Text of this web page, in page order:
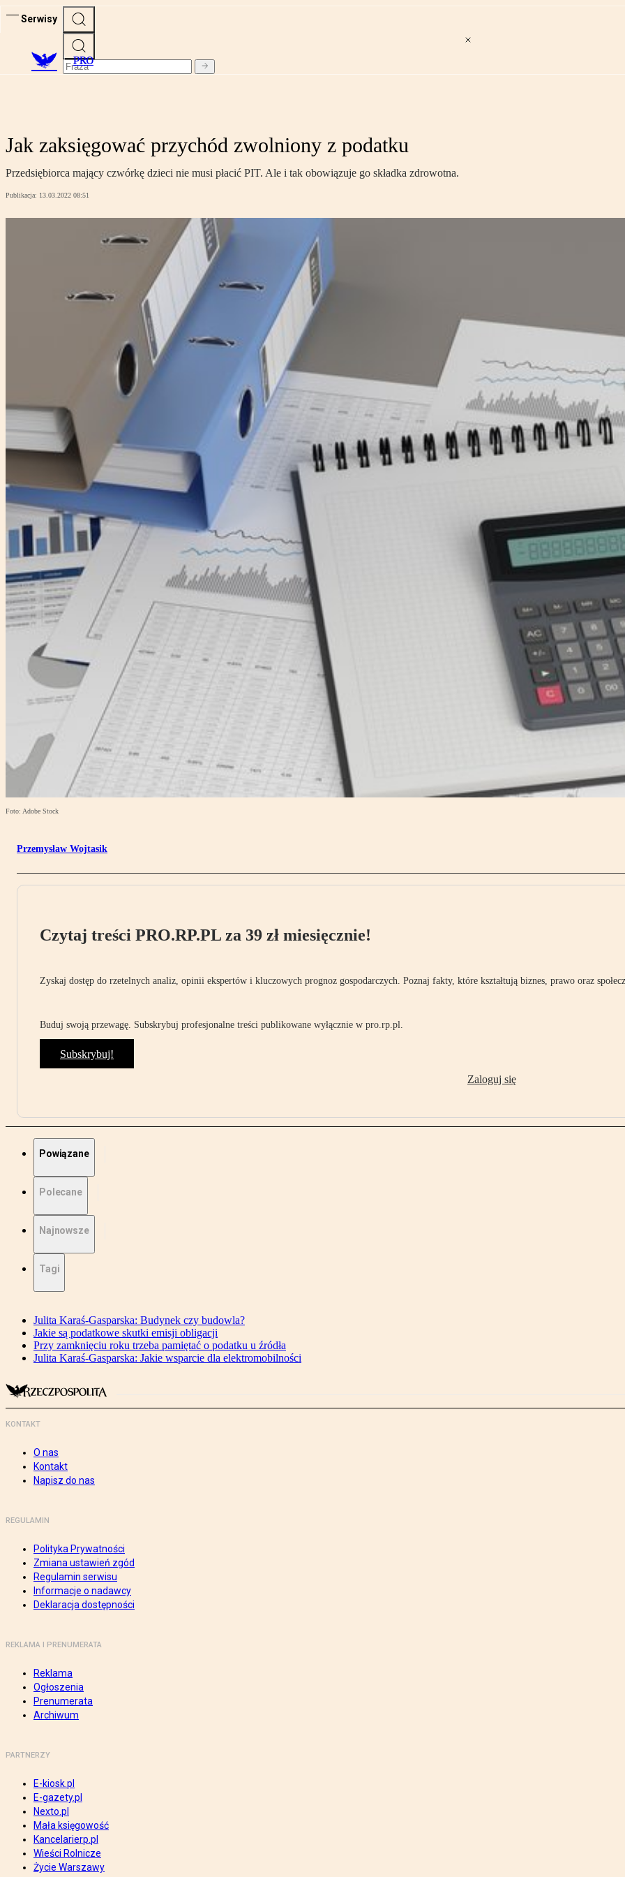
Serwisy
PRO
Jak zaksięgować przychód zwolniony z podatku
Przedsiębiorca mający czwórkę dzieci nie musi płacić PIT. Ale i tak obowiązuje go składka zdrowotna.
Publikacja: 13.03.2022 08:51
Foto: Adobe Stock
Przemysław Wojtasik
Czytaj treści PRO.RP.PL za 39 zł miesięcznie!
Zyskaj dostęp do rzetelnych analiz, opinii ekspertów i kluczowych prognoz gospodarczych. Poznaj fakty, które kształtują biznes, prawo oraz
Buduj swoją przewagę. Subskrybuj profesjonalne treści publikowane wyłącznie w pro.rp.pl.
Subskrybuj!
Zaloguj się
Powiązane
Polecane
Najnowsze
Tagi
Julita Karaś-Gasparska: Budynek czy budowla?
Jakie są podatkowe skutki emisji obligacji
Przy zamknięciu roku trzeba pamiętać o podatku u źródła
Julita Karaś-Gasparska: Jakie wsparcie dla elektromobilności
KONTAKT
O nas
Kontakt
Napisz do nas
REGULAMIN
Polityka Prywatności
Zmiana ustawień zgód
Regulamin serwisu
Informacje o nadawcy
Deklaracja dostępności
REKLAMA I PRENUMERATA
Reklama
Ogłoszenia
Prenumerata
Archiwum
PARTNERZY
E-kiosk.pl
E-gazety.pl
Nexto.pl
Mała księgowość
Kancelarierp.pl
Wieści Rolnicze
Życie Warszawy